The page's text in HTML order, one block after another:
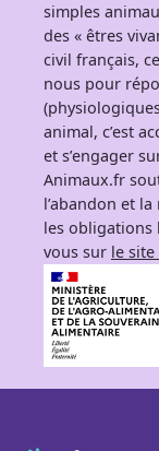
simples
des « êtres
civil français,
nous pour
animal, c’est
et s’engager
Animaux.fr
l’abandon et
les obligations
vous sur le